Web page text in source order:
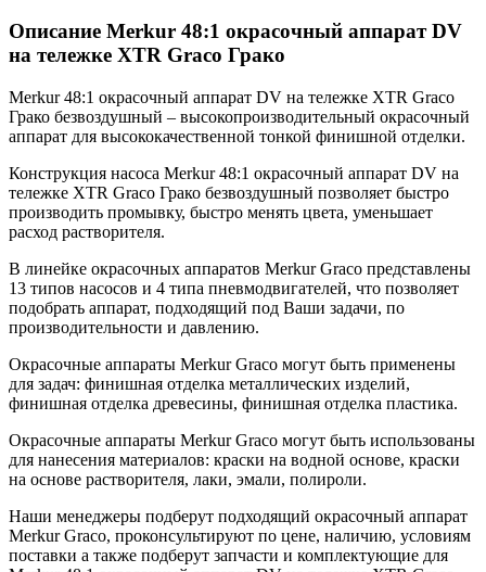
Описание Merkur 48:1 окрасочный аппарат DV
на тележке XTR Graco Грако
Merkur 48:1 окрасочный аппарат DV на тележке XTR Graco
Грако безвоздушный – высокопроизводительный окрасочный
аппарат для высококачественной тонкой финишной отделки.
Конструкция насоса Merkur 48:1 окрасочный аппарат DV на
тележке XTR Graco Грако безвоздушный позволяет быстро
производить промывку, быстро менять цвета, уменьшает
расход растворителя.
В линейке окрасочных аппаратов Merkur Graco представлены
13 типов насосов и 4 типа пневмодвигателей, что позволяет
подобрать аппарат, подходящий под Ваши задачи, по
производительности и давлению.
Окрасочные аппараты Merkur Graco могут быть применены
для задач: финишная отделка металлических изделий,
финишная отделка древесины, финишная отделка пластика.
Окрасочные аппараты Merkur Graco могут быть использованы
для нанесения материалов: краски на водной основе, краски
на основе растворителя, лаки, эмали, полироли.
Наши менеджеры подберут подходящий окрасочный аппарат
Merkur Graco, проконсультируют по цене, наличию, условиям
поставки а также подберут запчасти и комплектующие для